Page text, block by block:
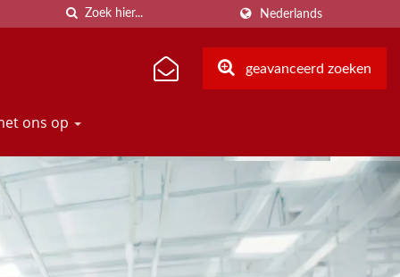
Nederlands
ons op
geavanceerd zoeken